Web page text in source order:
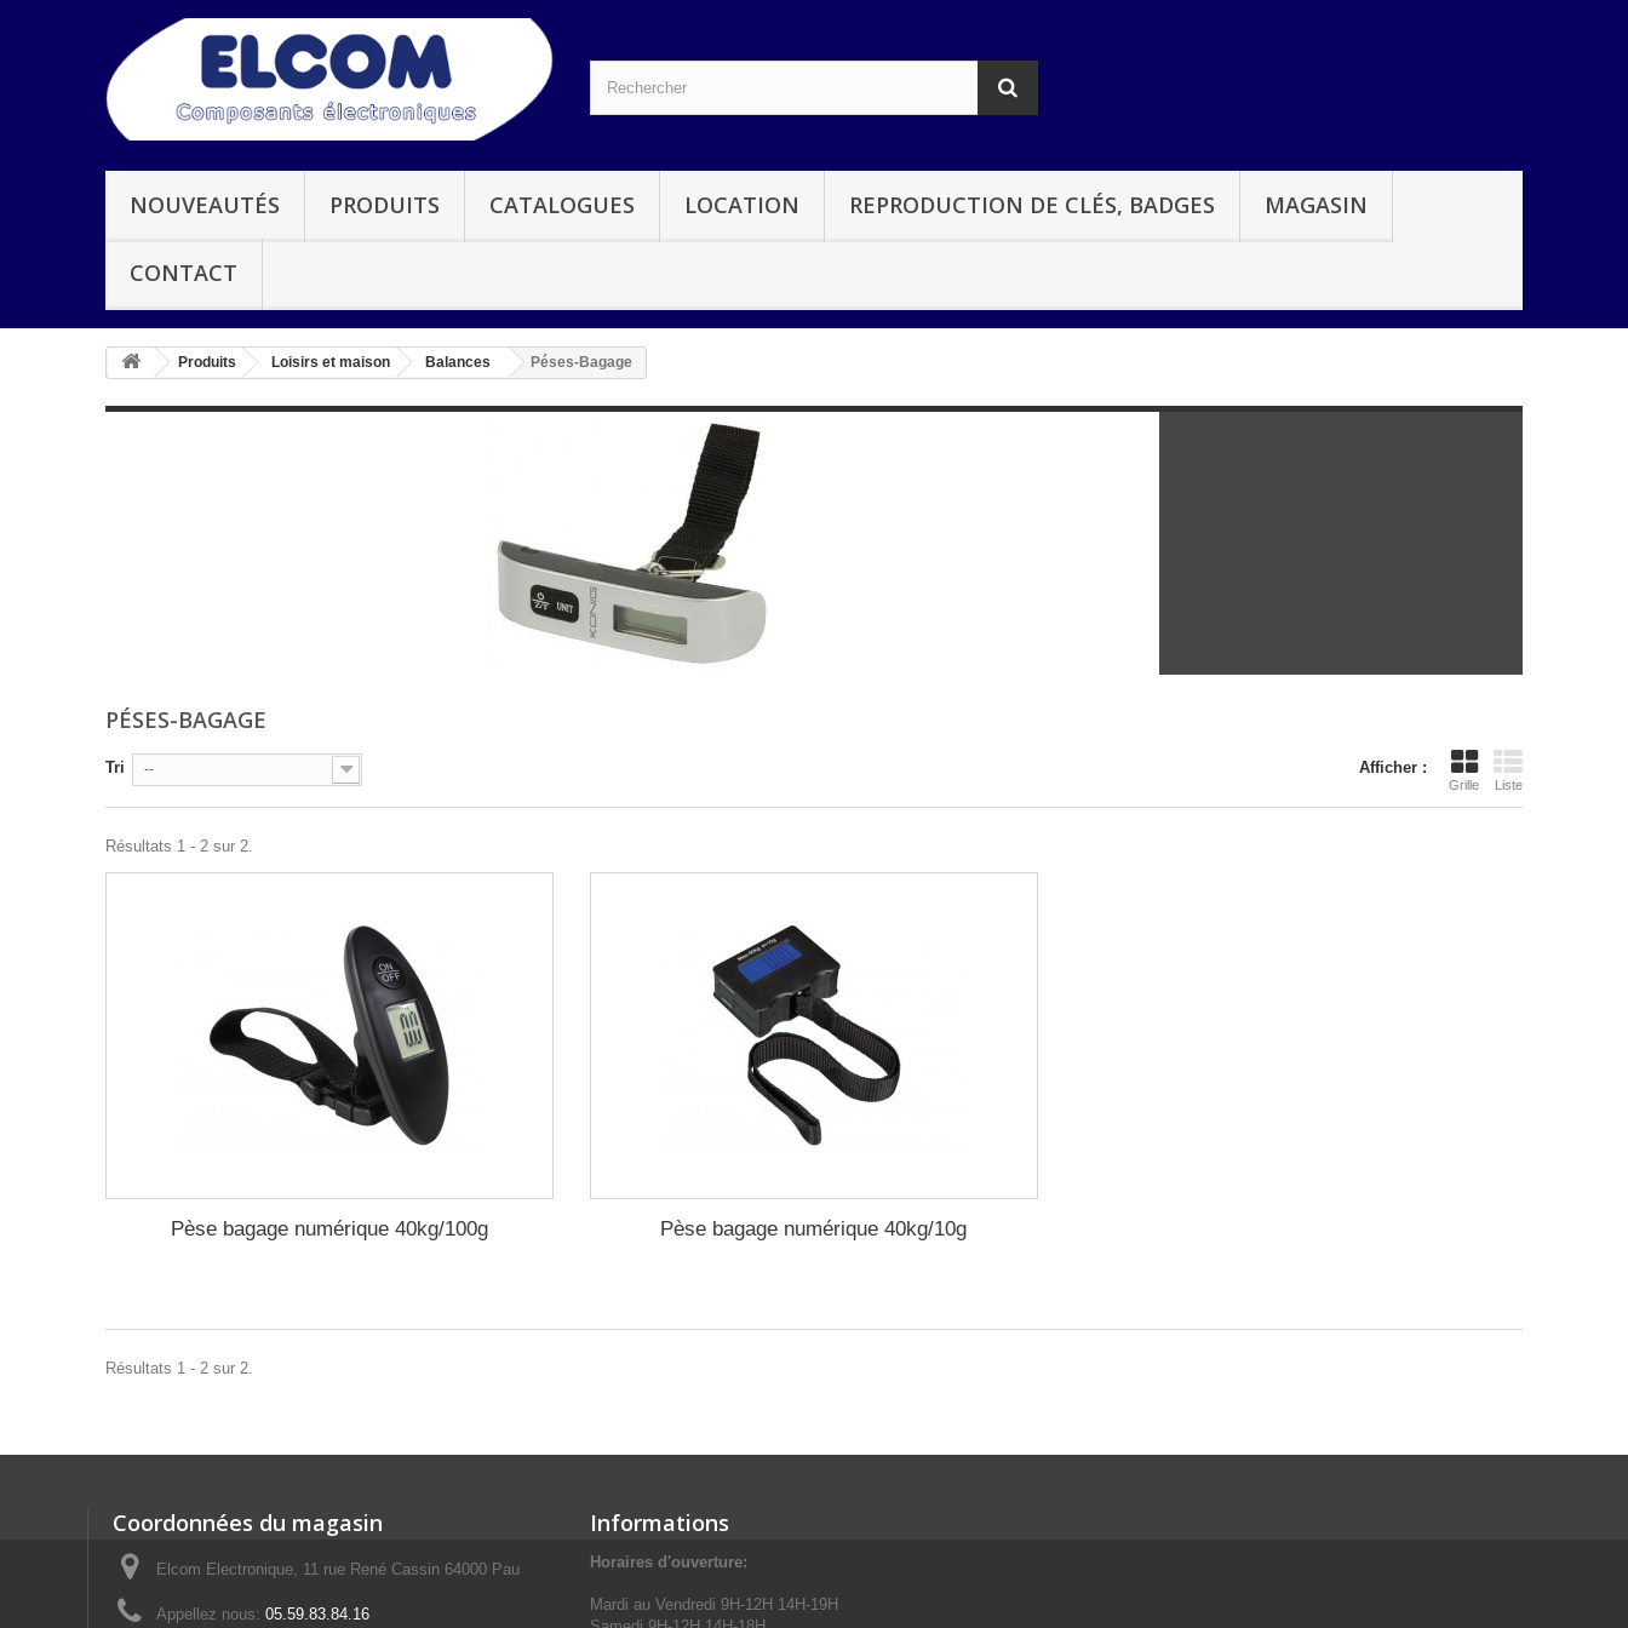
NOUVEAUTÉS PRODUITS CATALOGUES LOCATION REPRODUCTION DE CLÉS, BADGES MAGASIN
CONTACT
Produits Loisirs et maison Balances Péses-Bagage
PÉSES-BAGAGE
Afficher :
Grille Liste
Tri --
Résultats 1 - 2 sur 2.
Pèse bagage numérique 40kg/100g Pèse bagage numérique 40kg/10g
Résultats 1 - 2 sur 2.
Coordonnées du magasin
Elcom Electronique, 11 rue René Cassin 64000 Pau
Appellez nous: 05.59.83.84.16
Informations
Horaires d'ouverture:
Mardi au Vendredi 9H-12H 14H-19H